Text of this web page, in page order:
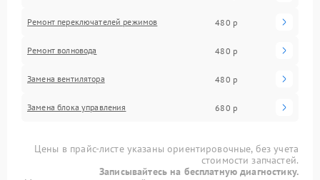
Ремонт переключателей режимов 480 р
Ремонт волновода 480 р
Замена вентилятора 480 р
Замена блока управления 680 р
Цены в прайс-листе указаны ориентировочные, без учета
стоимости запчастей.
Записывайтесь на бесплатную диагностику.